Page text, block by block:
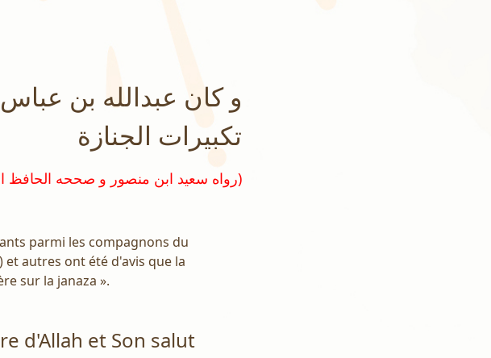
و كان عبدالله بن
تكبيرات الجنازة
(رواه سعيد ابن منصور و صححه الحافظ ابن حجر في تلخيص الحبير ج ٢ ص ٢٩١)
parmi les compagnons du
autres ont été d'avis que la
sur la janaza ».
d'Allah et Son salut